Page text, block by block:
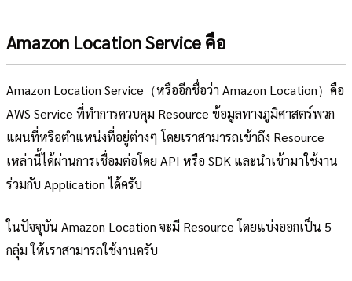
Amazon Location Service คือ
Amazon Location Service（หรืออีกชื่อว่า Amazon Location）คือ
AWS Service ที่ทำการควบคุม Resource ข้อมูลทางภูมิศาสตร์พวก
แผนที่หรือตำแหน่งที่อยู่ต่างๆ โดยเราสามารถเข้าถึง Resource
เหล่านี้ได้ผ่านการเชื่อมต่อโดย API หรือ SDK และนำเข้ามาใช้งาน
ร่วมกับ Application ได้ครับ
ในปัจจุบัน Amazon Location จะมี Resource โดยแบ่งออกเป็น 5
กลุ่ม ให้เราสามารถใช้งานครับ